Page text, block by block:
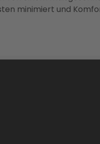
minimiert und